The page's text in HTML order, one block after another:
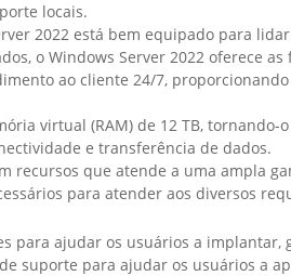
locais.
2022 está bem equipado para
o Windows Server 2022 oferece
ao cliente 24/7,
virtual (RAM) de 12 TB,
e transferência de dados.
recursos que atende a uma ampla
para atender aos diversos
para ajudar os usuários a
suporte para ajudar os usuários a